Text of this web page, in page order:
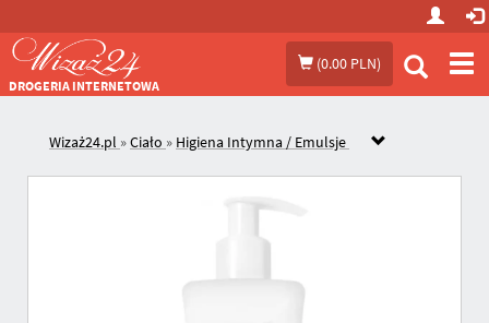
(0.00 PLN)
DROGERIA INTERNETOWA
Wizaż24.pl »Ciało » Higiena Intymna / Emulsje